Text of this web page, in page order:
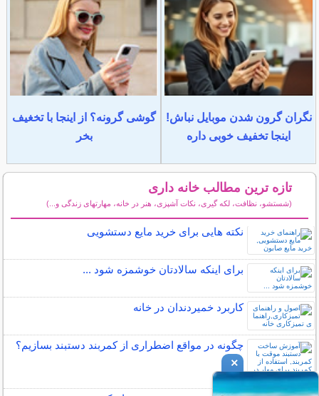
نگران گرون شدن موبایل نباش!
اینجا تخفیف خوبی داره
گوشی گرونه؟ از اینجا با تخغیف
بخر
تازه ترین مطالب خانه داری
(شستشو، نظافت، لکه گیری، نکات آشپزی، هنر در خانه، مهارتهای زندگی و...)
نکته هایی برای خرید مایع دستشویی
برای اینكه سالادتان خوشمزه شود ...
کاربرد خمیردندان در خانه
چگونه در مواقع اضطراری از کمربند دستبند بسازیم؟
×